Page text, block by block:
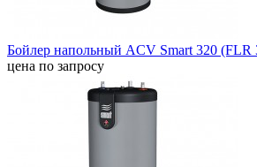
Бойлер напольный ACV Smart 320 (FLR
цена по запросу